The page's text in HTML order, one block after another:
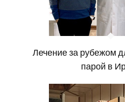
Лечение за рубежом
парой в